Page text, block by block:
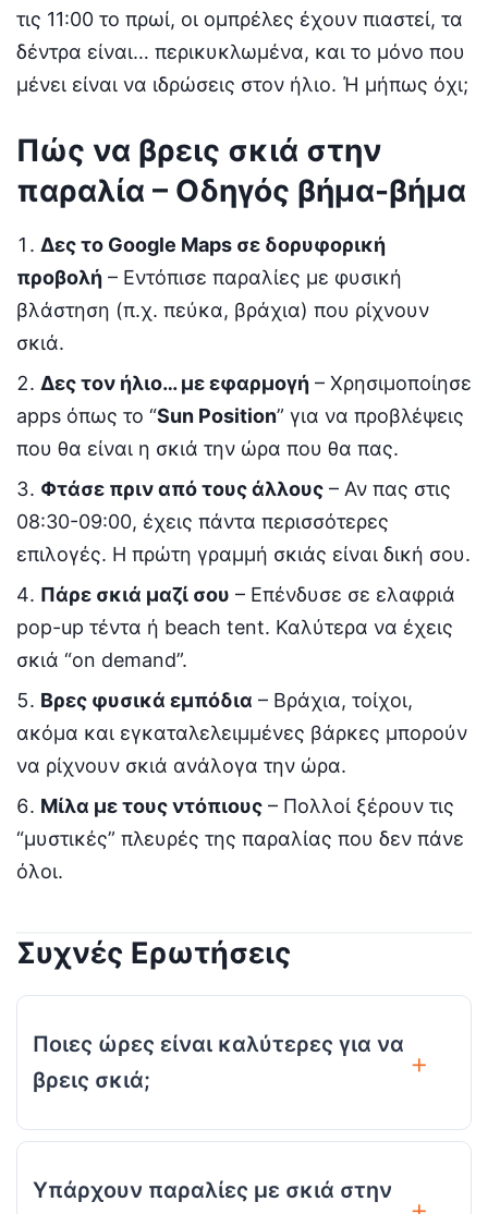
τις 11:00 το πρωί, οι ομπρέλες έχουν πιαστεί, τα
δέντρα είναι… περικυκλωμένα, και το μόνο που
μένει είναι να ιδρώσεις στον ήλιο. Ή μήπως όχι;
Πώς να βρεις σκιά στην
παραλία – Οδηγός βήμα-βήμα
Δες το Google Maps σε δορυφορική
προβολή – Εντόπισε παραλίες με φυσική
βλάστηση (π.χ. πεύκα, βράχια) που ρίχνουν
σκιά.
Δες τον ήλιο… με εφαρμογή – Χρησιμοποίησε
apps όπως το “Sun Position” για να προβλέψεις
που θα είναι η σκιά την ώρα που θα πας.
Φτάσε πριν από τους άλλους – Αν πας στις
08:30-09:00, έχεις πάντα περισσότερες
επιλογές. Η πρώτη γραμμή σκιάς είναι δική σου.
Πάρε σκιά μαζί σου – Επένδυσε σε ελαφριά
pop-up τέντα ή beach tent. Καλύτερα να έχεις
σκιά “on demand”.
Βρες φυσικά εμπόδια – Βράχια, τοίχοι,
ακόμα και εγκαταλελειμμένες βάρκες μπορούν
να ρίχνουν σκιά ανάλογα την ώρα.
Μίλα με τους ντόπιους – Πολλοί ξέρουν τις
“μυστικές” πλευρές της παραλίας που δεν πάνε
όλοι.
Συχνές Ερωτήσεις
Ποιες ώρες είναι καλύτερες για να
βρεις σκιά;
Υπάρχουν παραλίες με σκιά στην